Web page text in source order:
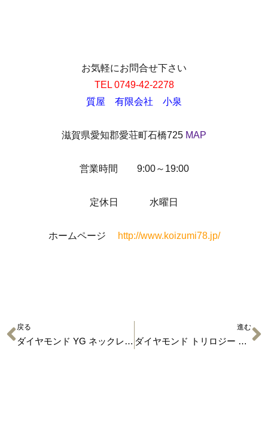
お気軽にお問合せ下さい
TEL 0749-42-2278
質屋 有限会社 小泉
滋賀県愛知郡愛荘町石橋725 MAP
営業時間 9:00～19:00
定休日 水曜日
ホームページ http://www.koizumi78.jp/
戻る
ダイヤモンド YG ネックレス チャーム トップ 【ジュエリーの買取】
進む
ダイヤモンド トリロジー スター デザイン 【ジュエリーの買取】